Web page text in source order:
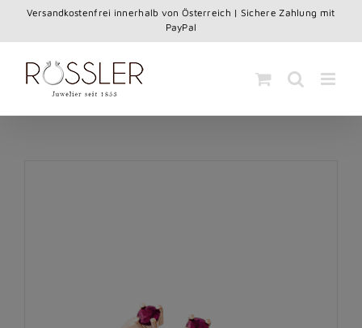
content
Versandkostenfrei innerhalb von Österreich | Sichere Zahlung mit
PayPal